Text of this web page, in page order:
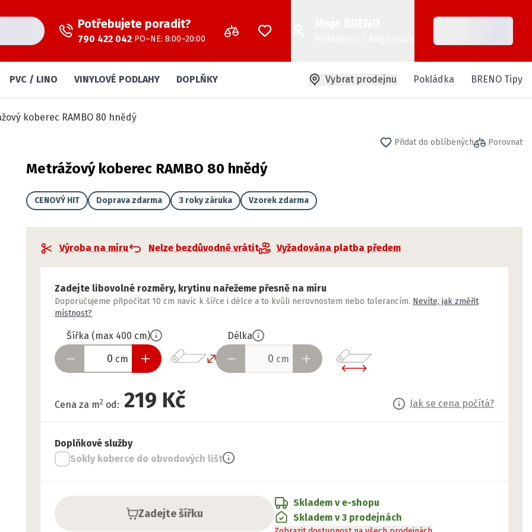
Potřebujete poradit?
790 422 042 PO–NE: 8:00–20:00
PVC / LINO VINYLOVÉ PODLAHY DOPLŇKY Vybrat prodejnu Pokládka BRENO Tipy
koberec RAMBO 80 hnědý
Přidat do oblíbených Porovnat
Metrážový koberec RAMBO 80 hnědý
CENOVÝ HIT Doprava zdarma 3 roky záruka Vzorek zdarma
Výroba na míru Nelze bezdůvodně vrátit Vyžadována platba předem
Zadejte libovolné rozměry, krytinu nařežeme přesně na míru
Doporučujeme připočítat 10 cm navíc k šířce i délce a to kvůli nerovnostem nebo tolerancím. Nevíte, jak změřit
místnost?
Šířka (max 400 cm)
cm
Délka
cm
Cena za m2 od: 219 Kč Jak se cena počítá?
Doplňkové služby
Sokly koberce do obvodových lišt
Zadejte šířku
Skladem v e-shopu
Skladem v 3 prodejnách